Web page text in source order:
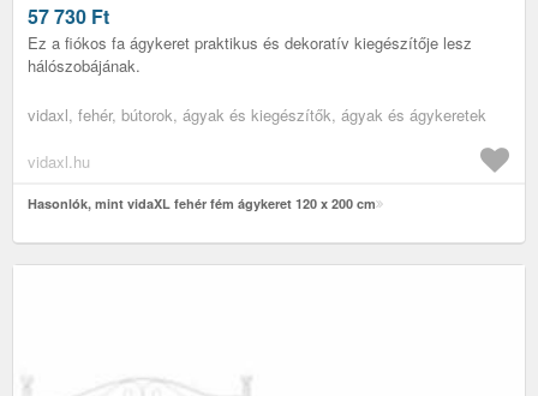
57 730 Ft
Ez a fiókos fa ágykeret praktikus és dekoratív kiegészítője lesz
hálószobájának.
vidaxl, fehér, bútorok, ágyak és kiegészítők, ágyak és ágykeretek
vidaxl.hu
Hasonlók, mint vidaXL fehér fém ágykeret 120 x 200 cm